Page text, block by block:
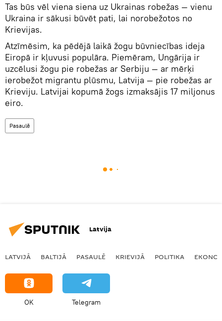
Tas būs vēl viena siena uz Ukrainas robežas — vienu
Ukraina ir sākusi būvēt pati, lai norobežotos no
Krievijas.
Atzīmēsim, ka pēdējā laikā žogu būvniecības ideja
Eiropā ir kļuvusi populāra. Piemēram, Ungārija ir
uzcēlusi žogu pie robežas ar Serbiju — ar mērķi
ierobežot migrantu plūsmu, Latvija — pie robežas ar
Krieviju. Latvijai kopumā žogs izmaksājis 17 miljonus
eiro.
Pasaulē
Latvija
LATVIJĀ BALTIJĀ PASAULĒ KRIEVIJĀ POLITIKA
OK Telegram